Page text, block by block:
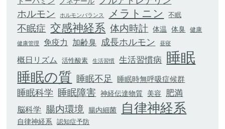
ホルモン ホルモンバランス メラトニン 不眠
不眠症 交感神経系 体内時計 体温 体臭 健康
健康管理 免疫力 加齢臭 成長ホルモン 昼寝
概日リズム 活性酸素 生活習慣 生活習慣病 睡眠
睡眠の質 睡眠不足 睡眠時無呼吸症候群
睡眠科学 睡眠障害 神経伝達物質 美容 肥満
脳科学 腸内環境 腸内細菌 自律神経系
自律神経系 認知症予防